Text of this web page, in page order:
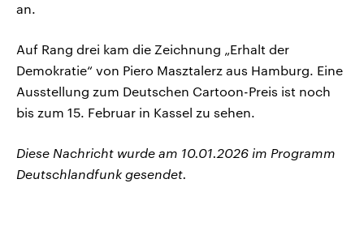
an.
Auf Rang drei kam die Zeichnung „Erhalt der
Demokratie“ von Piero Masztalerz aus Hamburg. Eine
Ausstellung zum Deutschen Cartoon-Preis ist noch
bis zum 15. Februar in Kassel zu sehen.
Diese Nachricht wurde am 10.01.2026 im Programm
Deutschlandfunk gesendet.